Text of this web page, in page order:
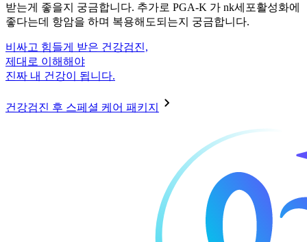
받는게 좋을지 궁금합니다. 추가로 PGA-K 가 nk세포활성화에
좋다는데 항암을 하며 복용해도되는지 궁금합니다.
비싸고 힘들게 받은 건강검진,
제대로 이해해야
진짜 내 건강이 됩니다.
건강검진 후 스페셜 케어 패키지